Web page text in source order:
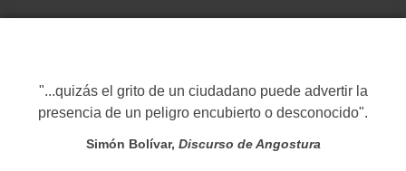
"...quizás el grito de un ciudadano puede advertir la
presencia de un peligro encubierto o desconocido".
Simón Bolívar, Discurso de Angostura